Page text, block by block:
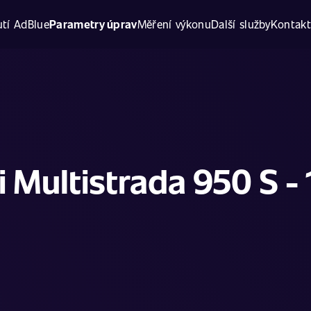
AdBlueParametry úpravMěření výkonuDalší službyKontakt
Multistrada 950 S -